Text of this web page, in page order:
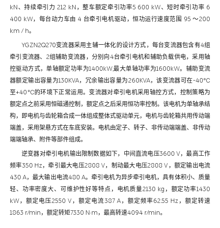
kN、持续牵引力 212 kN，整车额定牵引功率5 600 kW、短时牵引功率 6
400 kW，每台动力车由 4 台牵引电机驱动，恒功运行速度范围 95 ～200
km / h。
YGZN2Q270变流器采用主辅一体化的设计方式，每台变流器包含有4组
牵引变流器、2组辅助变流器，分别向4台牵引电机和辅助负载供电，采用轴
控驱动方式，单轴额定功率为1400kW,最大单轴功率为1600kW。辅助变流
器额定输出容量为130KVA，冗余输出容量为260KVA，该变流器可在-40℃
至+40℃的环境下正常运用。变流器对牵引电机采用轴控方式，控制策略为
额定点之前采用恒磁通控制，额定点之后采用恒功率控制。该电机为单轴承结
构，即电机与齿轮箱合成一体组成整体式驱动单元，电机与齿轮箱共用传动端
端盖，采用架悬方式在车底安装。电机由定子、转子、非传动端端盖、非传动
端端轴承、附件等部件组成。
逆变器对牵引电机输出限制数据如下，中间直流电压3600 V，最高工作
频率350 Hz，牵引最大电压2808 V，制动最大电压2808 V，额定输出电流
430 A，最大输出电流480 A。牵引电机为异步牵引电机，具有体积小、质量
轻、功率密度大、可维护性好等特点，电机质量2130 kg，额定功率1430
kW，额定电压2550 V，额定电流387 A，额定频率62.55 Hz，额定转速
1863 r/min，额定转矩7330 N·m，最高转速4094 r/min。